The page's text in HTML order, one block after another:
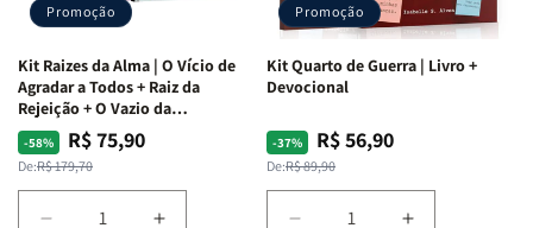
Promoção
Kit Raizes da Alma | O Vício de
Agradar a Todos + Raiz da
Rejeição + O Vazio da
Insatisfação.
-58%
Preço
normal
De:R$ 179,70
Preço
promocional
R$ 75,90
Promoção
Kit Quarto de Guerra | Livro +
Devocional
-37%
Preço
normal
De:R$ 89,90
Preço
promocional
R$ 56,90